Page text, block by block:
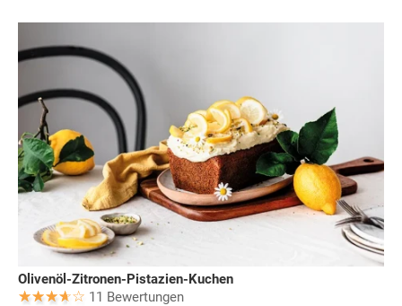
Olivenöl-Zitronen-Pistazien-Kuchen
11 Bewertungen